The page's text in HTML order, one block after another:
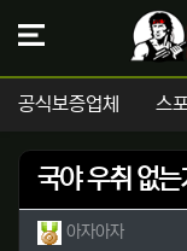
공식보증업체 스
국야 우취 없
작성자 정보
아자아자작성